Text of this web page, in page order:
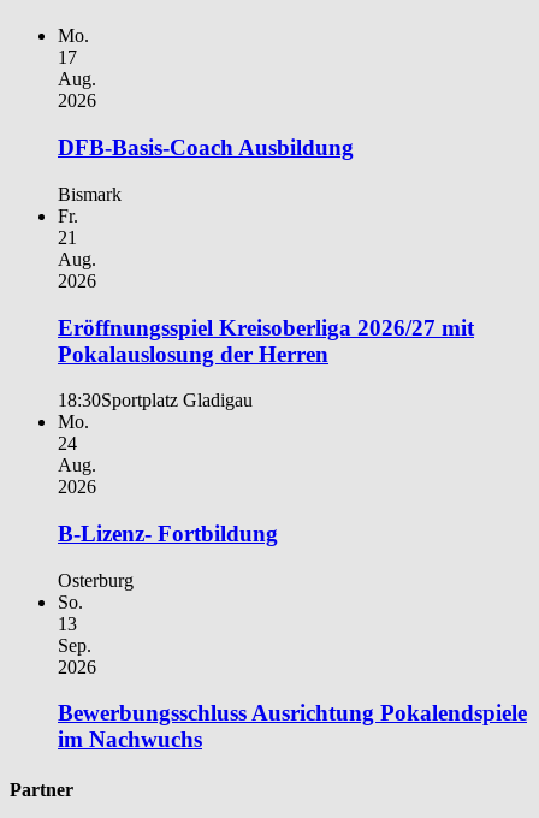
Mo.
17
Aug.
2026
DFB-Basis-Coach Ausbildung
Bismark
Fr.
21
Aug.
2026
Eröffnungsspiel Kreisoberliga 2026/27 mit
Pokalauslosung der Herren
18:30Sportplatz Gladigau
Mo.
24
Aug.
2026
B-Lizenz- Fortbildung
Osterburg
So.
13
Sep.
2026
Bewerbungsschluss Ausrichtung Pokalendspiele
im Nachwuchs
Partner